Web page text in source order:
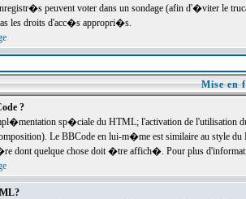
peuvent voter dans un sondage (afin d'�viter le
les droits d'acc�s appropri�s.
Mise en
?
sp�ciale du HTML; l'activation de l'utilisation
Le BBCode en lui-m�me est similaire au style
dont quelque chose doit �tre affich�. Pour plus